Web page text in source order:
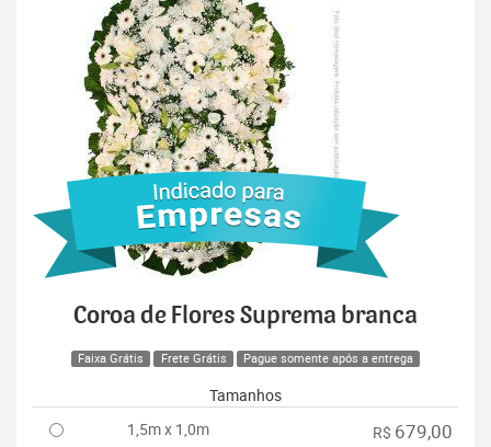
Coroa de Flores Suprema branca
Faixa Grátis Frete Grátis Pague somente após a entrega
Tamanhos
1,5m x 1,0m
R$ 679,00